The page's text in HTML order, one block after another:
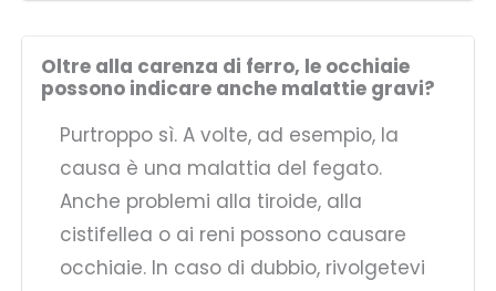
Oltre alla carenza di ferro, le occhiaie
possono indicare anche malattie gravi?
Purtroppo sì. A volte, ad esempio, la
causa è una malattia del fegato.
Anche problemi alla tiroide, alla
cistifellea o ai reni possono causare
occhiaie. In caso di dubbio, rivolgetevi